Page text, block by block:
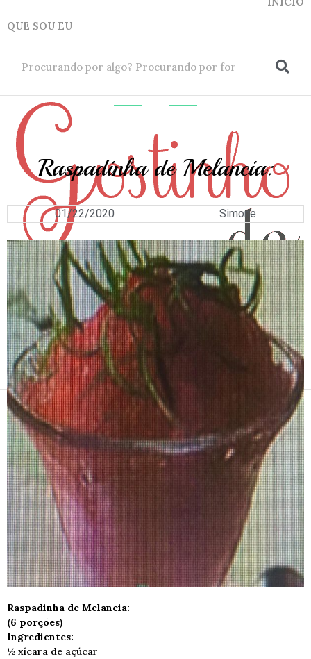
QUE SOU EU
Receitas e vinhos
SOBREMESAS
Raspadinha de Melancia:
01/22/2020 Simone
Raspadinha de Melancia:
(6 porções)
Ingredientes:
½ xícara de açúcar